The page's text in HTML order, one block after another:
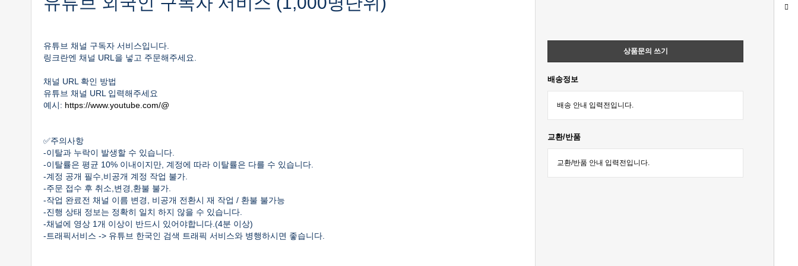
유튜브 채널 구독자 서비스입니다.
링크란엔 채널 URL을 넣고 주문해주세요.
채널 URL 확인 방법
유튜브 채널 URL 입력해주세요
예시: https://www.youtube.com/@
✅주의사항
-이탈과 누락이 발생할 수 있습니다.
-이탈률은 평균 10% 이내이지만, 계정에 따라 이탈률은 다를 수 있습니다.
-계정 공개 필수,비공개 계정 작업 불가.
-주문 접수 후 취소,변경,환불 불가.
-작업 완료전 채널 이름 변경, 비공개 전환시 재 작업 / 환불 불가능
-진행 상태 정보는 정확히 일치 하지 않을 수 있습니다.
-채널에 영상 1개 이상이 반드시 있어야합니다.(4분 이상)
-트래픽서비스 -> 유튜브 한국인 검색 트래픽 서비스와 병행하시면 좋습니다.
상품문의 쓰기
배송정보
배송 안내 입력전입니다.
교환/반품
교환/반품 안내 입력전입니다.